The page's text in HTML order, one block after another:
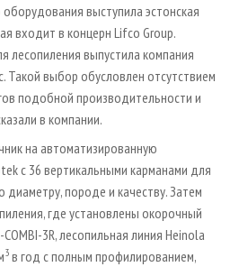
выступила эстонская
входит в концерн Lifco Group.
лесопиления выпустила компания
Такой выбор обусловлен отсутствием
подобной производительности и
в компании.
на автоматизированную
с 36 вертикальными карманами для
диаметру, породе и качеству. Затем
где установлены окорочный
3R, лесопильная линия Heinola
3 в год с полным профилированием,